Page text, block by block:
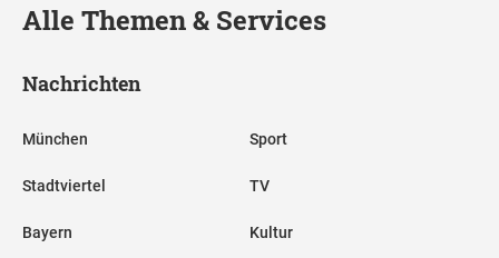
Alle Themen & Services
Nachrichten
München
Stadtviertel
Bayern
Sport
TV
Kultur